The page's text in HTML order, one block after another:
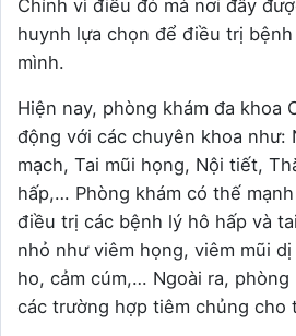
Chính vì điều đó mà nơi đây
huynh lựa chọn để điều trị
mình.
Hiện nay, phòng khám đa khoa
động với các chuyên khoa như:
mạch, Tai mũi họng, Nội tiết,
hấp,… Phòng khám có thế
điều trị các bệnh lý hô hấp và
nhỏ như viêm họng, viêm mũi
ho, cảm cúm,… Ngoài ra,
các trường hợp tiêm chủng cho